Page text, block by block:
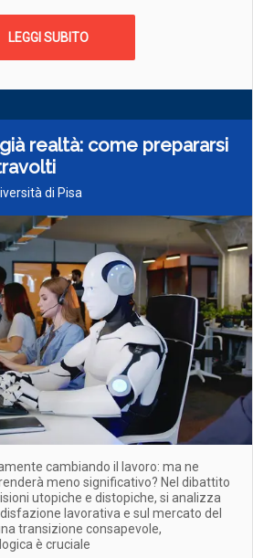
LEGGI SUBITO
realtà: come prepararsi
di Pisa
cambiando il lavoro: ma ne
meno significativo? Nel dibattito
utopiche e distopiche, si analizza
lavorativa e sul mercato del
transizione consapevole,
è cruciale